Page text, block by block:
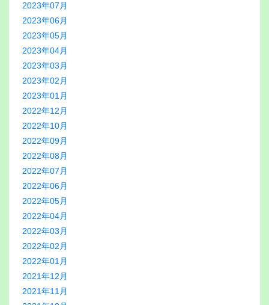
2023年07月
2023年06月
2023年05月
2023年04月
2023年03月
2023年02月
2023年01月
2022年12月
2022年10月
2022年09月
2022年08月
2022年07月
2022年06月
2022年05月
2022年04月
2022年03月
2022年02月
2022年01月
2021年12月
2021年11月